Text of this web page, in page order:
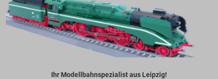
Ihr Modellbahnspezialist aus Leipzig!